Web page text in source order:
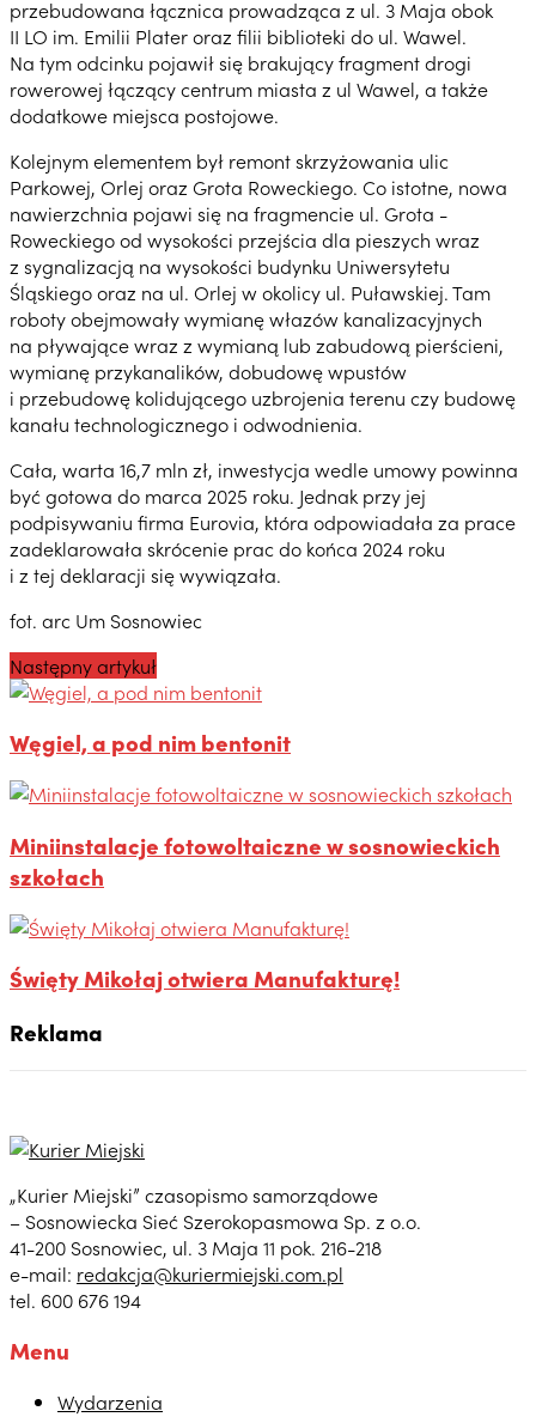
przebudowana łącznica prowadząca z ul. 3 Maja obok
II LO im. Emilii Plater oraz filii biblioteki do ul. Wawel.
Na tym odcinku pojawił się brakujący fragment drogi
rowerowej łączący centrum miasta z ul Wawel, a także
dodatkowe miejsca postojowe.
Kolejnym elementem był remont skrzyżowania ulic
Parkowej, Orlej oraz Grota Roweckiego. Co istotne, nowa
nawierzchnia pojawi się na fragmencie ul. Grota -
Roweckiego od wysokości przejścia dla pieszych wraz
z sygnalizacją na wysokości budynku Uniwersytetu
Śląskiego oraz na ul. Orlej w okolicy ul. Puławskiej. Tam
roboty obejmowały wymianę włazów kanalizacyjnych
na pływające wraz z wymianą lub zabudową pierścieni,
wymianę przykanalików, dobudowę wpustów
i przebudowę kolidującego uzbrojenia terenu czy budowę
kanału technologicznego i odwodnienia.
Cała, warta 16,7 mln zł, inwestycja wedle umowy powinna
być gotowa do marca 2025 roku. Jednak przy jej
podpisywaniu firma Eurovia, która odpowiadała za prace
zadeklarowała skrócenie prac do końca 2024 roku
i z tej deklaracji się wywiązała.
fot. arc Um Sosnowiec
Następny artykuł
Węgiel, a pod nim bentonit
Miniinstalacje fotowoltaiczne w sosnowieckich
szkołach
Święty Mikołaj otwiera Manufakturę!
Reklama
„Kurier Miejski” czasopismo samorządowe
– Sosnowiecka Sieć Szerokopasmowa Sp. z o.o.
41-200 Sosnowiec, ul. 3 Maja 11 pok. 216-218
e-mail: redakcja@kuriermiejski.com.pl
tel. 600 676 194
Menu
Wydarzenia